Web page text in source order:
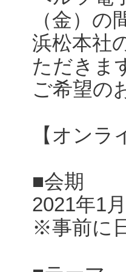
（金）
浜松本社
ただきま
ご希望の
【オン
■会期
2021年1
※事前に